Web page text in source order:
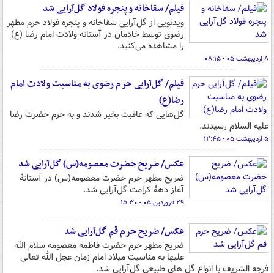
فیلم/ سقاخانه و پنجره فولاد گل‌آرایی شد
ویدئویی از گل‌آرایی سقاخانه و پنجره فولاد حرم مطهر
رضوی توسط خادمان در آستانه ولادت امام رضا (ع)
را مشاهده می‌کنید.
۸ اردیبهشت ۰۵ - ۰۸:۱۵
فیلم/ گل‌آرایی حرم رضوی به مناسبت ولادت امام
رضا(ع)
گل‌هایی که عاقبت بخیر شدند و به حرم حضرت رضا
علیه السلام رسیدند.
۵ اردیبهشت ۰۵ - ۱۲:۴۵
عکس/ ضریح حضرت معصومه(س) گل‌آرایی شد
ضریح مطهر حرم حضرت معصومه(س) در آستانهٔ
آغاز دههٔ کرامت گل‌آرایی شد.
۲۹ فروردین ۰۵ - ۱۵:۳۰
عکس/ ضریح حرم قم گل‌آرایی شد
ضریح مطهر حرم حضرت فاطمه معصومه سلام الله
علیها به مناسبت میلاد امام زمان عجل الله تعالی
فرجه الشریف با انواع گل های طبیعی گل‌آرایی شد.